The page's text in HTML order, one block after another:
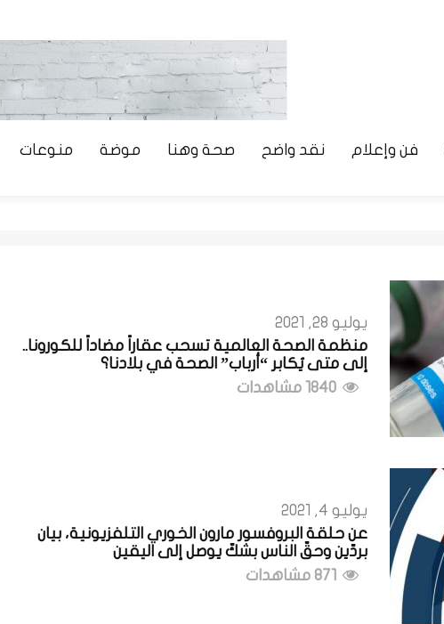
فن وإعلام نقد واضح صحة وهنا موضة منوعات
يوليو 28, 2021
منظمة الصحة العالمية تسحب عقاراً مضاداً للكورونا..
إلى متى يُكابر “أرباب” الصحة في بلادنا؟
يوليو 4, 2021
عن حلقة البروفسور مارون الخوري التلفزيونية، بيان
بردّين وحقّ الناس بشكّ يوصل إلى اليقين